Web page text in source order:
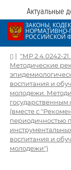
Актуальные
ЗАКОНЫ,
НОРМАТИВНО-
РОССИЙСКОЙ
| "МР 2.4.0242-
Методические
воспитания и
молодежи.
государственным
(вместе с
периодичностью
воспитания и
молодежи")